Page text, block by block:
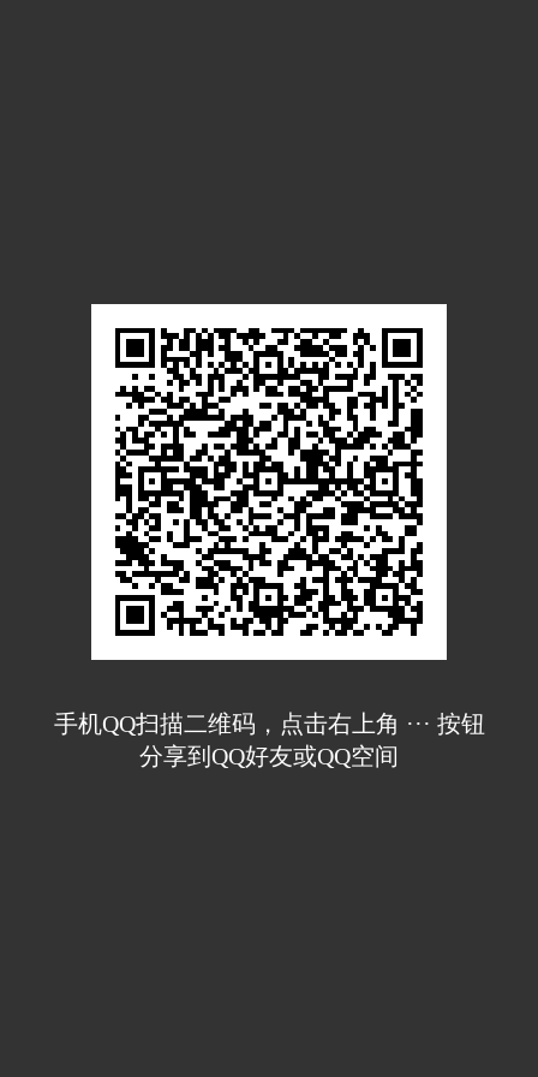
手机QQ扫描二维码，点击右上角 ··· 按钮
分享到QQ好友或QQ空间